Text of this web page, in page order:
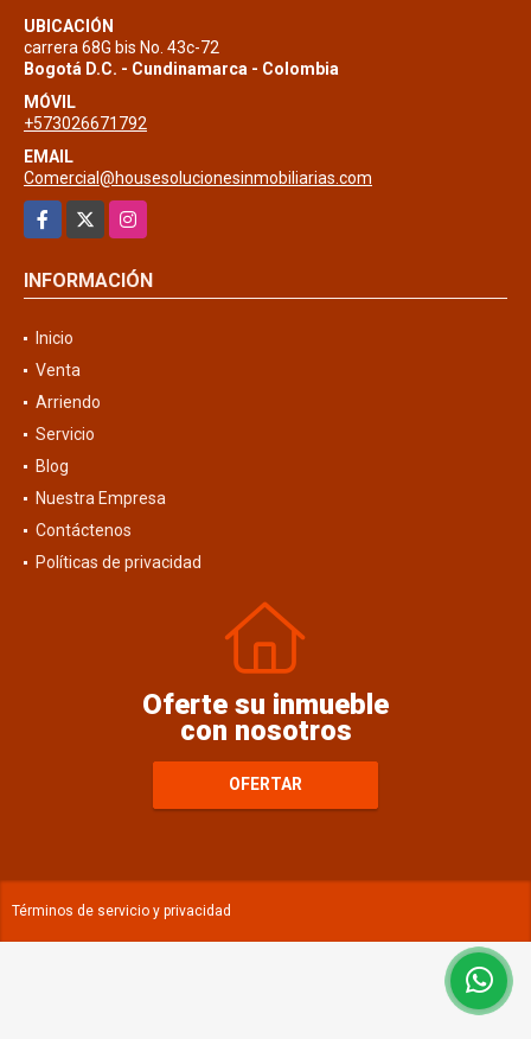
UBICACIÓN
carrera 68G bis No. 43c-72
Bogotá D.C. - Cundinamarca - Colombia
MÓVIL
+573026671792
EMAIL
Comercial@housesolucionesinmobiliarias.com
Facebook
Instagram
INFORMACIÓN
Inicio
Venta
Arriendo
Servicio
Blog
Nuestra Empresa
Contáctenos
Políticas de privacidad
Oferte su inmueble
con nosotros
OFERTAR
Términos de servicio y privacidad